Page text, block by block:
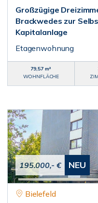
Großzügige
Brackwedes zur
Kapitalanlage
Etagenwohnung
79,57 m²
WOHNFLÄCHE
195.000,- € NEU
Bielefeld